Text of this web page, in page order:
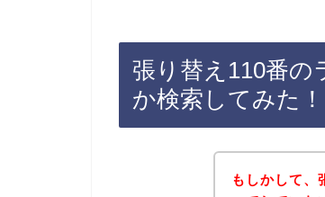
張り替え110番の
か検索してみた！
もしかして、